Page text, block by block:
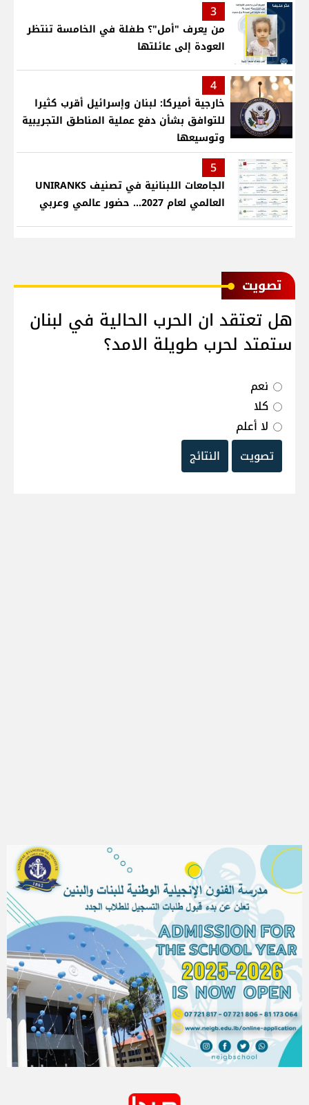
3
من يعرف "أمل"؟ طفلة في الخامسة تنتظر
العودة إلى عائلتها
4
خارجية أميركا: لبنان وإسرائيل أقرب كثيرا
للتوافق بشأن دفع عملية المناطق التجريبية
وتوسيعها
5
الجامعات اللبنانية في تصنيف UNIRANKS
العالمي لعام 2027... حضور عالمي وعربي
ﺗﺼﻮﻳﺖ
هل تعتقد ان الحرب الحالية في لبنان
ستمتد لحرب طويلة الامد؟
نعم
كلا
لا أعلم
تصويت
النتائج